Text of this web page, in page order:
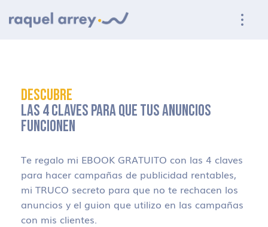
DESCUBRE
LAS 4 CLAVES PARA QUE TUS ANUNCIOS
FUNCIONEN
Te regalo mi EBOOK GRATUITO con las 4 claves
para hacer campañas de publicidad rentables,
mi TRUCO secreto para que no te rechacen los
anuncios y el guion que utilizo en las campañas
con mis clientes.